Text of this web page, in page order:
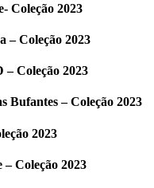
Coleção 2023
– Coleção 2023
– Coleção 2023
Bufantes – Coleção 2023
2023
Coleção 2023